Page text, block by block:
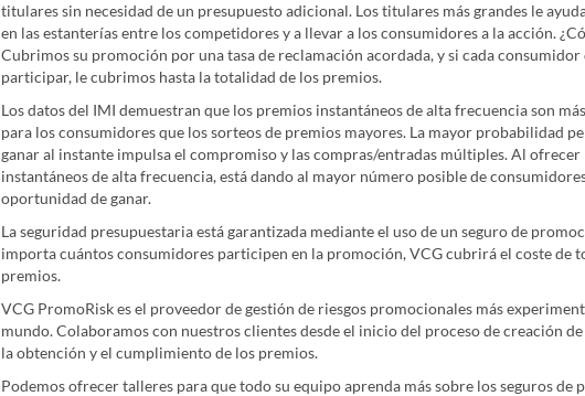
titulares sin necesidad de un presupuesto adicional. Los titulares más grandes le
en las estanterías entre los competidores y a llevar a los consumidores a la acción.
Cubrimos su promoción por una tasa de reclamación acordada, y si cada consumidor
participar, le cubrimos hasta la totalidad de los premios.
Los datos del IMI demuestran que los premios instantáneos de alta frecuencia son
para los consumidores que los sorteos de premios mayores. La mayor probabilidad
ganar al instante impulsa el compromiso y las compras/entradas múltiples. Al
instantáneos de alta frecuencia, está dando al mayor número posible de
oportunidad de ganar.
La seguridad presupuestaria está garantizada mediante el uso de un seguro de
importa cuántos consumidores participen en la promoción, VCG cubrirá el coste de
premios.
VCG PromoRisk es el proveedor de gestión de riesgos promocionales más
mundo. Colaboramos con nuestros clientes desde el inicio del proceso de creación de
la obtención y el cumplimiento de los premios.
Podemos ofrecer talleres para que todo su equipo aprenda más sobre los seguros de